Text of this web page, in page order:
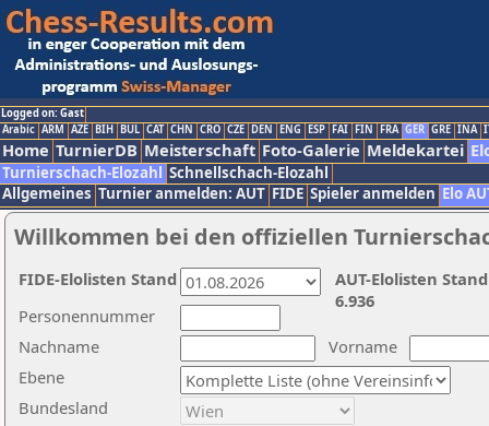
Logged on: Gast
Arabic ARM AZE BIH BUL CAT CHN CRO CZE DEN ENG ESP FAI FIN FRA GER GRE INA
Home TurnierDB Meisterschaft Foto-Galerie Meldekartei
Turnierschach-Elozahl Schnellschach-Elozahl
Allgemeines Turnier anmelden: AUT FIDE Spieler anmelden Elo
Willkommen bei den offiziellen
Nachname
Vorname
Ebene
Personennummer
Bundesland
AUT-Elolisten
6.936
FIDE-Elolisten Stand